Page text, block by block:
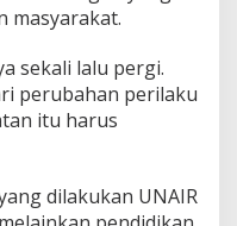
masyarakat.
sekali lalu pergi.
perubahan perilaku
itu harus
dilakukan UNAIR